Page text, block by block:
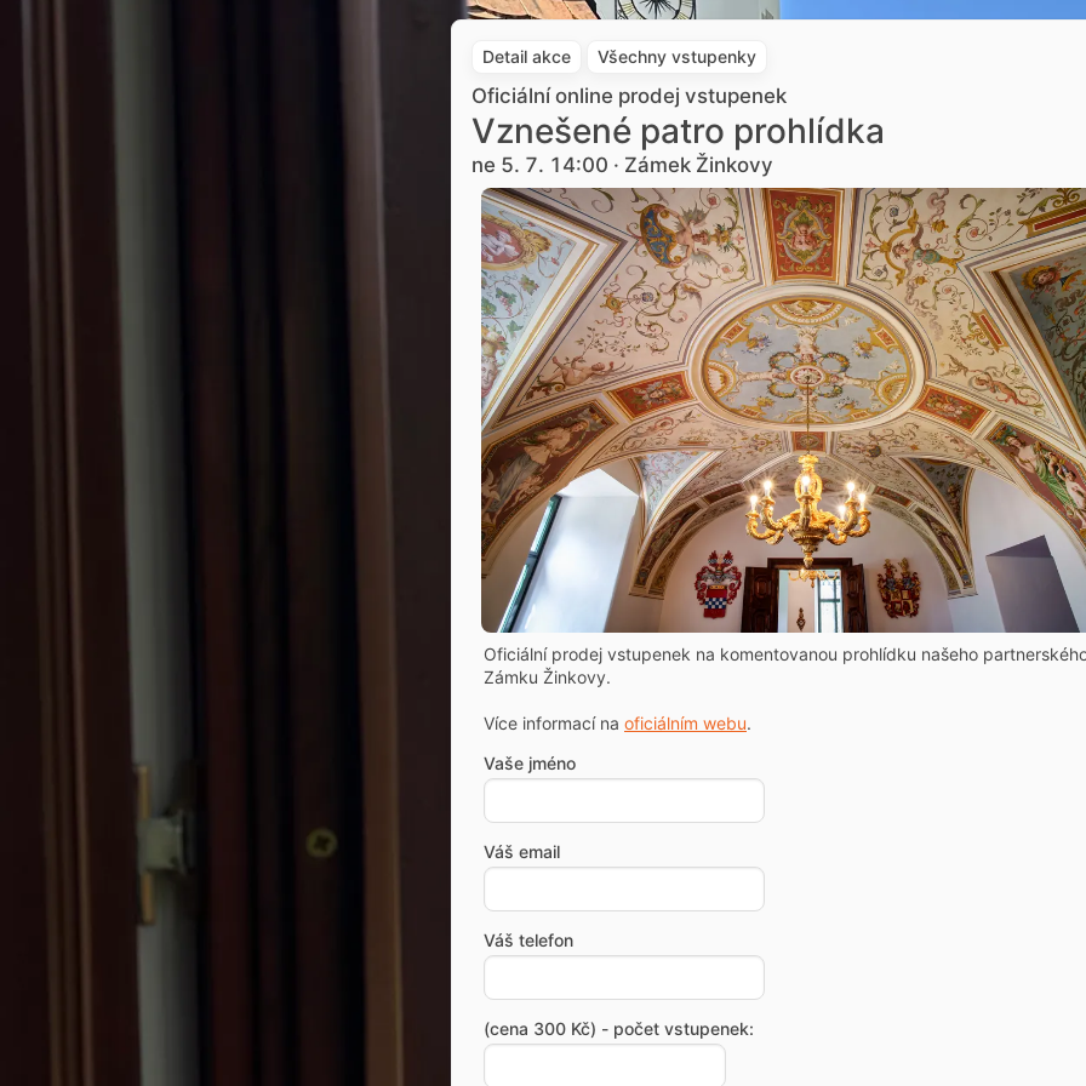
Detail akce Všechny vstupenky
Oficiální online prodej vstupenek
Vznešené patro prohlídka
ne 5. 7. 14:00 · Zámek Žinkovy
Oficiální prodej vstupenek na komentovanou prohlídku našeho
Zámku Žinkovy.
Více informací na oficiálním webu.
Vaše jméno
Váš email
Váš telefon
(cena 300 Kč) - počet vstupenek: